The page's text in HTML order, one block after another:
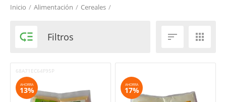
Inicio / Alimentación / Cereales /
 Filtros  
68A71EC64F95P
AHORRA
13%
AHORRA
17%